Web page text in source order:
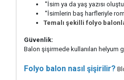
''İsim ya da yaş yazısı
''İsimlerin baş harfleriyle
Temalı şekilli folyo
Güvenlik:
Balon şişirmede kullanılan helyum
Folyo balon nasıl şişirilir?